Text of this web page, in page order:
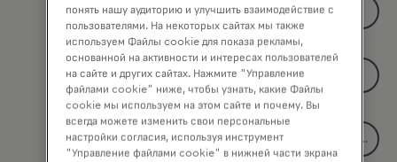
*Last Name
*Company Name
понять нашу аудиторию и улучшить взаимодействие с
пользователями. На некоторых сайтах мы также
используем Файлы cookie для показа рекламы,
основанной на активности и интересах пользователей
на сайте и других сайтах. Нажмите "Управление
файлами cookie" ниже, чтобы узнать, какие Файлы
cookie мы используем на этом сайте и почему. Вы
всегда можете изменить свои персональные
настройки согласия, используя инструмент
"Управление файлами cookie" в нижней части экрана